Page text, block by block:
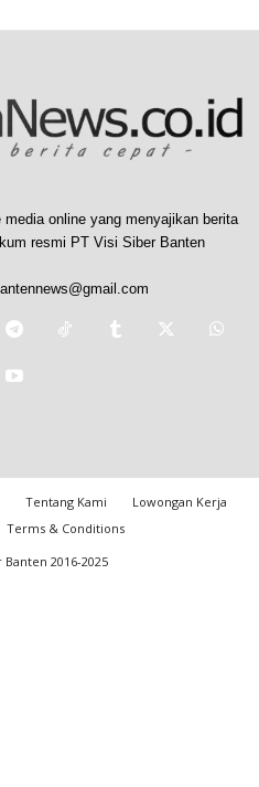
online yang menyajikan berita
resmi PT Visi Siber Banten
Tentang Kami
Lowongan Kerja
Terms & Conditions
2016-2025